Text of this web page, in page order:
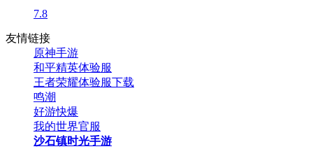
7.8
友情链接
原神手游
和平精英体验服
王者荣耀体验服下载
鸣潮
好游快爆
我的世界官服
沙石镇时光手游